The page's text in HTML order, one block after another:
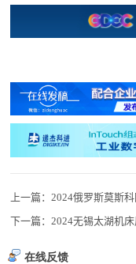
上一篇：2024俄罗斯莫斯
下一篇：2024无锡太湖机